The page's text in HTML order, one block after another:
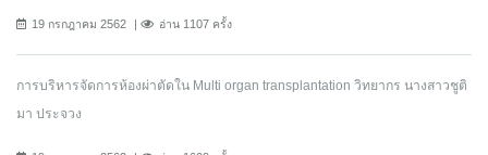
19 กรกฎาคม 2562 อ่าน 1107 ครั้ง
การบริหารจัดการห้องผ่าตัดใน Multi organ transplantation วิทยากร นางสาวชูติ
มา ประจวง